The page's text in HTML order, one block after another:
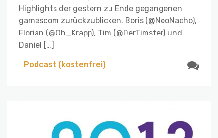
Highlights der gestern zu Ende gegangenen
gamescom zurückzublicken. Boris (@NeoNacho),
Florian (@Oh_Krapp), Tim (@DerTimster) und
Daniel […]
Podcast (kostenfrei)